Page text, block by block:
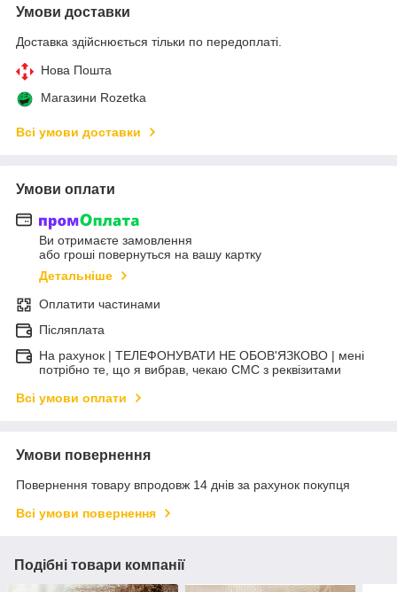
Умови доставки
Доставка здійснюється тільки по передоплаті.
Нова Пошта
Магазини Rozetka
Всі умови доставки
Умови оплати
Ви отримаєте замовлення
або гроші повернуться на вашу картку
Детальніше
Оплатити частинами
Післяплата
На рахунок | ТЕЛЕФОНУВАТИ НЕ ОБОВ'ЯЗКОВО | мені
потрібно те, що я вибрав, чекаю СМС з реквізитами
Всі умови оплати
Умови повернення
Повернення товару впродовж 14 днів за рахунок покупця
Всі умови повернення
Подібні товари компанії